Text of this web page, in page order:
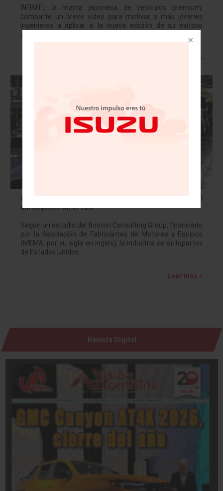
INFINITI, la marca japonesa de vehículos premium,
comparte un breve video para motivar a más jóvenes
ingenieros a aplicar a la nueva edición de su exitoso
programa INFINITI Engineering Academy. Desde…
Leer más »
Industria de autopartes de EU podría perder hasta 50
mil empleos sin el TLC
Según un estudio del Boston Consulting Group, financiado
por la Asociación de Fabricantes de Motores y Equipos
(MEMA, por su sigla en inglés), la industria de autopartes
de Estados Unidos…
Leer más »
Revista Digital